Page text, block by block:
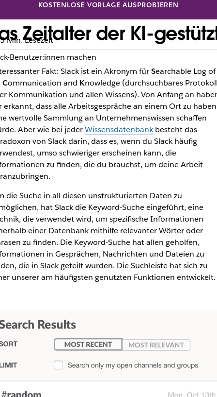
Zeitalter der KI-
Benutzer:innen machen
KOSTENLOSE VORLAGE AUSPROBIEREN
Min. Lesezeit
Fakt: Slack ist ein Akronym fürSearchable Log of
Communication and Knowledge (durchsuchbares Protokoll
Kommunikation und allen Wissens). Von Anfang an
erkannt, dass alle Arbeitsgespräche an einem Ort zu
wertvolle Sammlung an Unternehmenswissen schaffen
Aber wie bei jederWissensdatenbankbesteht das
von Slack darin, dass es, wenn du Slack häufig
umso schwieriger erscheinen kann, die
zu finden, die du brauchst, um deine Arbeit
die Suche in all diesen unstrukturierten Daten zu
hat Slack die Keyword-Suche eingeführt, eine
die verwendet wird, um spezifische Informationen
einer Datenbank mithilfe relevanter Wörter oder
zu finden. Die Keyword-Suche hat allen geholfen,
in Gesprächen, Nachrichten und Dateien zu
die in Slack geteilt wurden. Die Suchleiste hat sich zu
unserer am häufigsten genutzten Funktionen entwickelt.